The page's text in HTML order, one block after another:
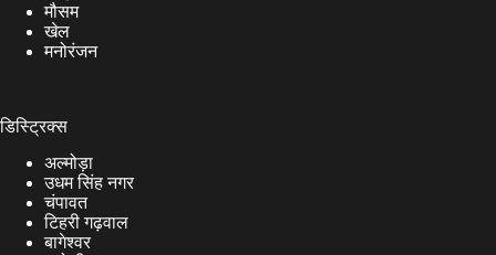
मौसम
खेल
मनोरंजन
डिस्ट्रिक्स
अल्मोड़ा
उधम सिंह नगर
चंपावत
टिहरी गढ़वाल
बागेश्वर